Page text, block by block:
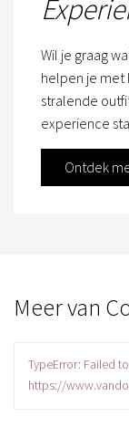
Wil je graag
helpen je met
stralende
experience
Ontdek
Meer van
TypeError: Failed
https://